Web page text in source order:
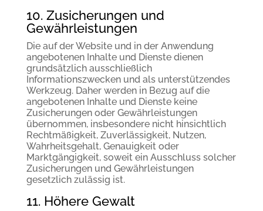
10. Zusicherungen und
Gewährleistungen
Die auf der Website und in der Anwendung
angebotenen Inhalte und Dienste dienen
grundsätzlich ausschließlich
Informationszwecken und als unterstützendes
Werkzeug. Daher werden in Bezug auf die
angebotenen Inhalte und Dienste keine
Zusicherungen oder Gewährleistungen
übernommen, insbesondere nicht hinsichtlich
Rechtmäßigkeit, Zuverlässigkeit, Nutzen,
Wahrheitsgehalt, Genauigkeit oder
Marktgängigkeit, soweit ein Ausschluss solcher
Zusicherungen und Gewährleistungen
gesetzlich zulässig ist.
11. Höhere Gewalt